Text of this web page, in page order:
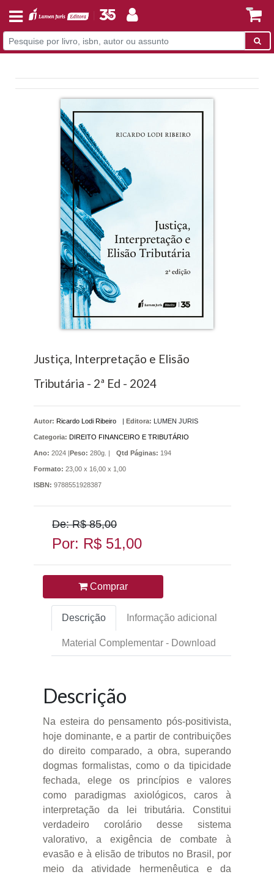
Justiça, Interpretação e Elisão
Tributária - 2ª Ed - 2024
Autor: Ricardo Lodi Ribeiro Editora: LUMEN JURIS
Categoria: DIREITO FINANCEIRO E TRIBUTÁRIO
Ano: 2024 | Peso: 280g. | Qtd Páginas: 194
Formato: 23,00 x 16,00 x 1,00
ISBN: 9788551928387
De: R$ 85,00
Por: R$ 51,00
Comprar
Descrição Informação adicional
Material Complementar - Download
Descrição
Na esteira do pensamento pós-positivista,
hoje dominante, e a partir de contribuições
do direito comparado, a obra, superando
dogmas formalistas, como o da tipicidade
fechada, elege os princípios e valores
como paradigmas axiológicos, caros à
interpretação da lei tributária. Constitui
verdadeiro corolário desse sistema
valorativo, a exigência de combate à
evasão e à elisão de tributos no Brasil, por
meio da atividade hermenêutica e da